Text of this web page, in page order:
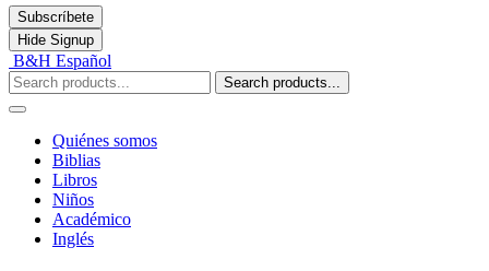
Subscríbete
Hide Signup
B&H Español
Search products...
Quiénes somos
Biblias
Libros
Niños
Académico
Inglés